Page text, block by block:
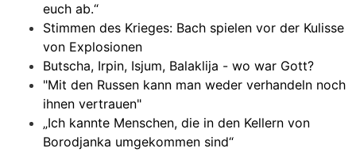
euch ab.“
Stimmen des Krieges: Bach spielen vor der Kulisse
von Explosionen
Butscha, Irpin, Isjum, Balaklija - wo war Gott?
"Mit den Russen kann man weder verhandeln noch
ihnen vertrauen"
„Ich kannte Menschen, die in den Kellern von
Borodjanka umgekommen sind“